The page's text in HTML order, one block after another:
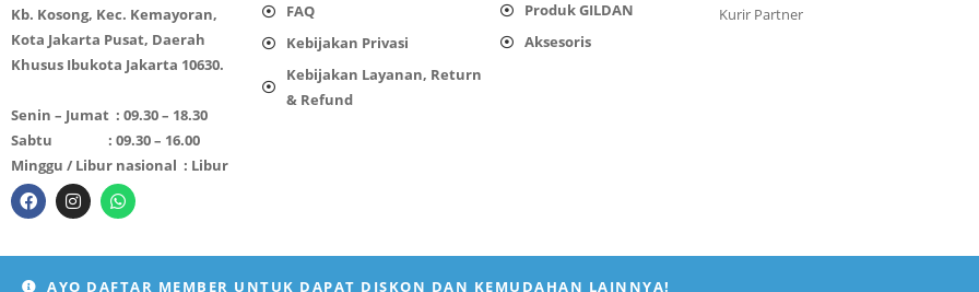
AYO DAFTAR MEMBER UNTUK DAPAT DISKON DAN KEMUDAHAN LAINNYA!
Kb. Kosong, Kec. Kemayoran,
Kota Jakarta Pusat, Daerah
Khusus Ibukota Jakarta 10630.
Senin – Jumat : 09.30 – 18.30
Sabtu : 09.30 – 16.00
Minggu / Libur nasional : Libur
FAQ
Kebijakan Privasi
Kebijakan Layanan, Return
& Refund
Produk GILDAN
Aksesoris
Kurir Partner